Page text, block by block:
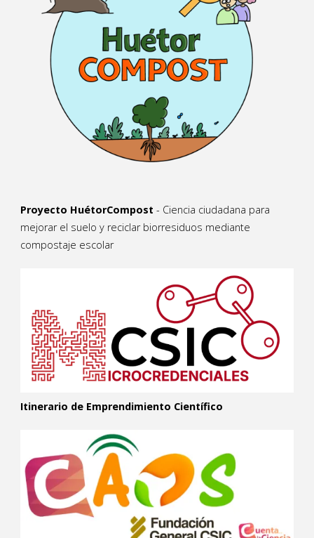
Proyecto HuétorCompost - Ciencia ciudadana para
mejorar el suelo y reciclar biorresiduos mediante
compostaje escolar
Itinerario de Emprendimiento Científico